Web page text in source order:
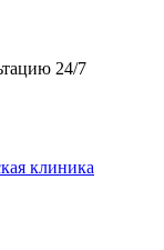
24/7
клиника